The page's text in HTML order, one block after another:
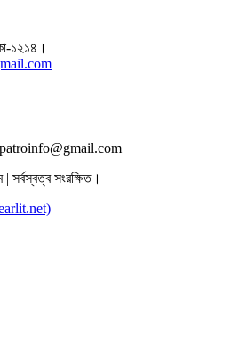
১২১৪।
সর্বস্বত্ব সংরক্ষিত।